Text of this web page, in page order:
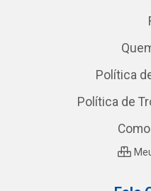
Política
Política de